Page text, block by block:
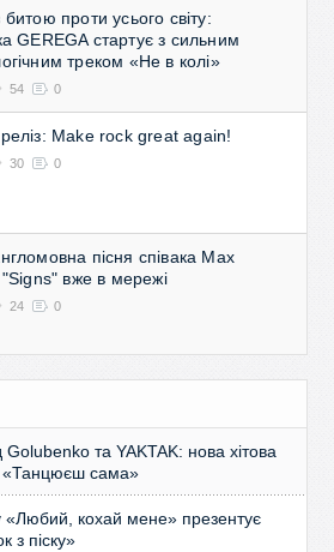
проти усього світу:
GEREGA стартує з сильним
треком «Не в колі»
54 0
Make rock great again!
30 0
пісня співака Max
вже в мережі
24 0
Golubenko та YAKTAK: нова хітова
«Танцюєш сама»
«Любий, кохай мене» презентує
з піску»